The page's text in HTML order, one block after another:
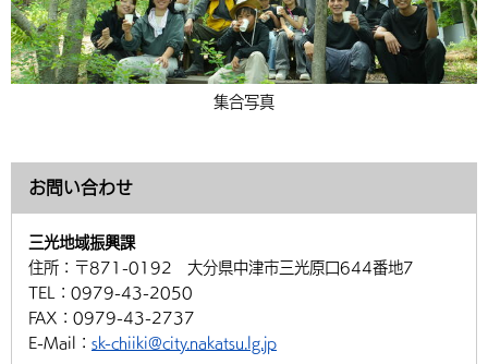
集合写真
お問い合わせ
三光地域振興課
住所： 〒871-0192 大分県中津市三光原口644番地7
TEL： 0979-43-2050
FAX： 0979-43-2737
E-Mail： sk-chiiki@city.nakatsu.lg.jp